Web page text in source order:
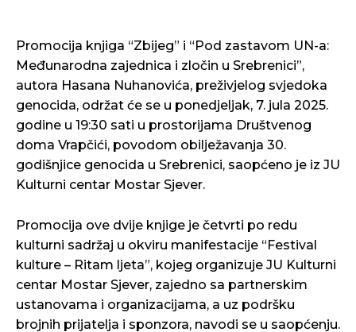
Promocija knjiga “Zbijeg” i “Pod zastavom UN-a:
Međunarodna zajednica i zločin u Srebrenici”,
autora Hasana Nuhanovića, preživjelog svjedoka
genocida, održat će se u ponedjeljak, 7. jula 2025.
godine u 19:30 sati u prostorijama Društvenog
doma Vrapčići, povodom obilježavanja 30.
godišnjice genocida u Srebrenici, saopćeno je iz JU
Kulturni centar Mostar Sjever.
Promocija ove dvije knjige je četvrti po redu
kulturni sadržaj u okviru manifestacije “Festival
kulture – Ritam ljeta”, kojeg organizuje JU Kulturni
centar Mostar Sjever, zajedno sa partnerskim
ustanovama i organizacijama, a uz podršku
brojnih prijatelja i sponzora, navodi se u saopćenju.